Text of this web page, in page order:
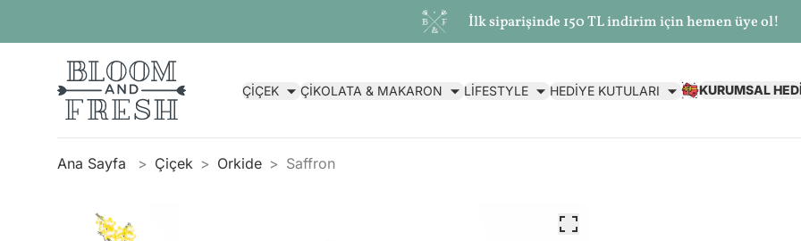
İlk siparişinde 150 TL indirim için hemen üye ol!
ÇİÇEK ÇİKOLATA & MAKARON LİFESTYLE HEDİYE KUTULARI KURUMSAL
Ana Sayfa Çiçek Orkide Saffron